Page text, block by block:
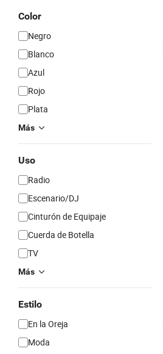
Color
Negro
Blanco
Azul
Rojo
Plata
Más
Uso
Radio
Escenario/DJ
Cinturón de Equipaje
Cuerda de Botella
TV
Más
Estilo
En la Oreja
Moda